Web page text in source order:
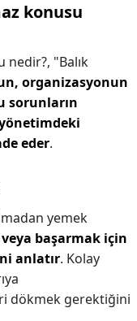
konusu
nedir?, "Balık
organizasyonun
sorunların
eder.
yemek
başarmak için
anlatır. Kolay
dökmek gerektiğini